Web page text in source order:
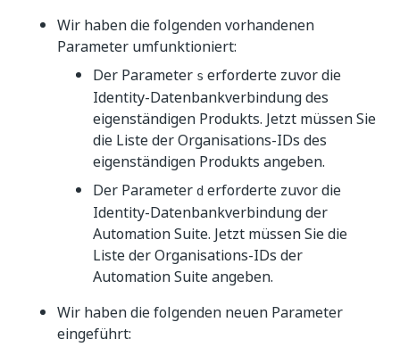
Wir haben die folgenden vorhandenen
Parameter umfunktioniert:
Der Parameter s erforderte zuvor die
Identity-Datenbankverbindung des
eigenständigen Produkts. Jetzt müssen Sie
die Liste der Organisations-IDs des
eigenständigen Produkts angeben.
Der Parameter d erforderte zuvor die
Identity-Datenbankverbindung der
Automation Suite. Jetzt müssen Sie die
Liste der Organisations-IDs der
Automation Suite angeben.
Wir haben die folgenden neuen Parameter
eingeführt: